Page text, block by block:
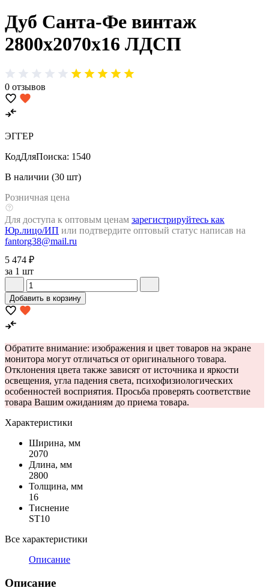
Дуб Санта-Фе винтаж
2800х2070х16 ЛДСП
0 отзывов
ЭГГЕР
КодДляПоиска: 1540
В наличии (30 шт)
Розничная цена
Для доступа к оптовым ценам зарегистрируйтесь как
Юр.лицо/ИП или подтвердите оптовый статус написав на
fantorg38@mail.ru
5 474 ₽
за 1 шт
Добавить в корзину
Обратите внимание: изображения и цвет товаров на экране
монитора могут отличаться от оригинального товара.
Отклонения цвета также зависят от источника и яркости
освещения, угла падения света, психофизиологических
особенностей восприятия. Просьба проверять соответствие
товара Вашим ожиданиям до приема товара.
Характеристики
Ширина, мм
2070
Длина, мм
2800
Толщина, мм
16
Тиснение
ST10
Все характеристики
Описание
Описание